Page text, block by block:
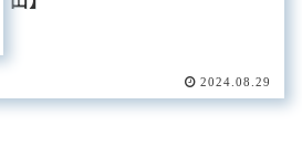
2024.08.29